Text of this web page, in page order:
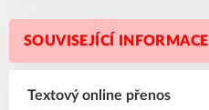
SOUVISEJÍCÍ INFORMACE
Textový online přenos